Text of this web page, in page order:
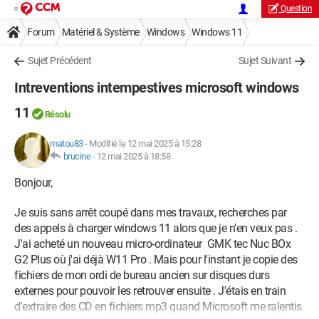
Question
Forum Matériel & Système Windows Windows 11
Sujet Précédent Sujet Suivant
Intreventions intempestives microsoft windows
11
Résolu
matou83- Modifié le 12 mai 2025 à 15:28
brucine- 12 mai 2025 à 18:58
Bonjour,
Je suis sans arrêt coupé dans mes travaux, recherches par
des appels à charger windows 11 alors que je n'en veux pas .
J'ai acheté un nouveau micro-ordinateur GMK tec Nuc BOx
G2 Plus où j'ai déjà W11 Pro . Mais pour l'instant je copie des
fichiers de mon ordi de bureau ancien sur disques durs
externes pour pouvoir les retrouver ensuite . J'étais en train
d'extraire des CD en fichiers mp3 quand Microsoft me ralentis